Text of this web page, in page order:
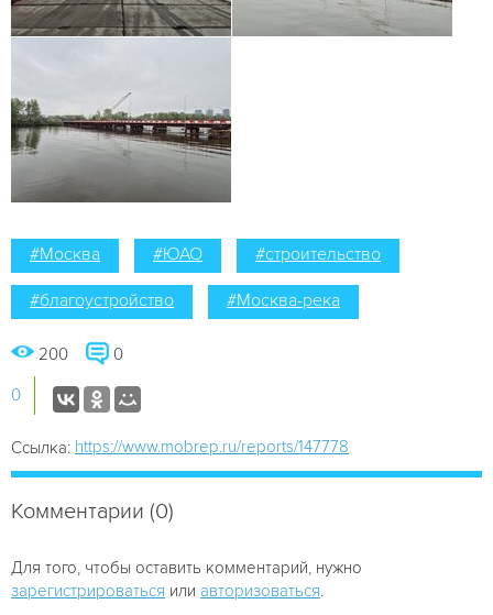
#Москва #ЮАО #строительство
#благоустройство #Москва-река
200 0
0
Ссылка: https://www.mobrep.ru/reports/147778
Комментарии (0)
Для того, чтобы оставить комментарий, нужно
зарегистрироваться или авторизоваться